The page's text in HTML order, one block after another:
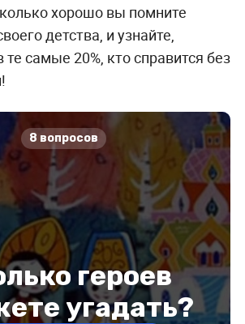
хорошо вы помните
детства, и узнайте,
те самые 20%, кто справится без